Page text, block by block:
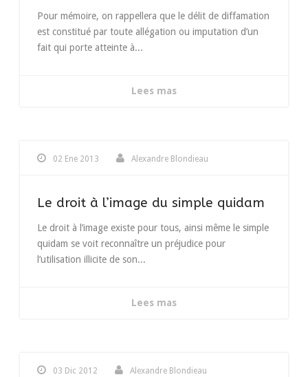
Pour mémoire, on rappellera que le délit de diffamation
est constitué par toute allégation ou imputation d’un
fait qui porte atteinte à...
Lees mas
02 Ene 2013 Alexandre Blondieau
Le droit à l’image du simple quidam
Le droit à l’image existe pour tous, ainsi même le simple
quidam se voit reconnaître un préjudice pour
l’utilisation illicite de son...
Lees mas
03 Dic 2012 Alexandre Blondieau